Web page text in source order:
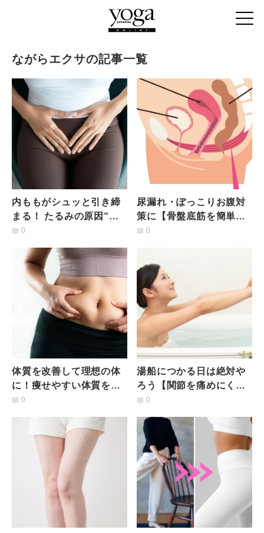
ながらエクサの記事一覧
内ももがシュッと引き締
まる！ たるみの原因“骨
盤底筋のゆるみ”にアプロ
レ」
0
尿漏れ・ぽっこりお腹対
策に【骨盤底筋を簡単に
鍛える方法】ながらで出
0
体質を改善して理想の体
に！痩せやすい体質を作
る3つの方法
0
湯船につかる日は絶対や
ろう【関節を痛めにくい
＆効果倍増】ちゃんと効
0